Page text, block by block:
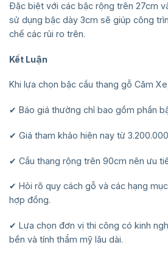
Đặc biệt với các bậc rộng trên 27cm
sử dụng bậc dày 3cm sẽ giúp công
chế các rủi ro trên.
Kết Luận
Khi lựa chọn bậc cầu thang gỗ Căm
✔ Báo giá thường chỉ bao gồm phần
✔ Giá tham khảo hiện nay từ
✔ Cầu thang rộng trên 90cm nên ưu
✔ Hỏi rõ quy cách gỗ và các hạng
hợp đồng.
✔ Lựa chọn đơn vị thi công có kinh
bền và tính thẩm mỹ lâu dài.